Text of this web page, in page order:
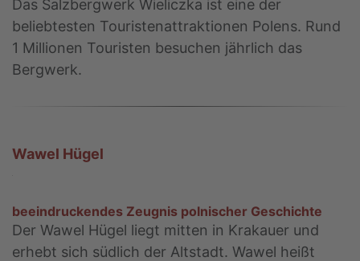
Das Salzbergwerk Wieliczka ist eine der
beliebtesten Touristenattraktionen Polens. Rund
1 Millionen Touristen besuchen jährlich das
Bergwerk.
Wawel Hügel
beeindruckendes Zeugnis polnischer Geschichte
Der Wawel Hügel liegt mitten in Krakauer und
erhebt sich südlich der Altstadt. Wawel heißt